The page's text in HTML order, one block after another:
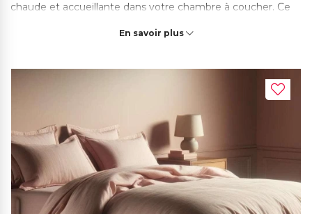
chaude et accueillante dans votre chambre à coucher. Ce
utilisation en tant que couette sur mesure. Ses propriétés
température idéale pendant la nuit. En plus d'être un tissu
Nos housses de couette en lin sont fabriquées à la main
avec le plus grand soin, en utilisant une technique spéciale
de couture coupée manuelle pour préserver les dimensions
du linge même après de nombreux lavages. Le processus
de couture utilise un réglage de machine spécifique,
garantissant que l'aiguille ne fasse pas moins de 5 trous par
En savoir plus